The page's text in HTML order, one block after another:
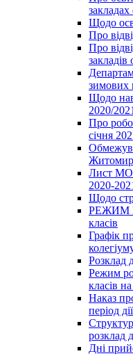
закладах
Щодо
Про
Про
закладів
зимових
Щодо
2020/2021
Про
січня
Лист
2020-
Щодо
РЕЖИМ
класів
Графік
Розклад
Режим
класів
Наказ
період
розклад
Дні